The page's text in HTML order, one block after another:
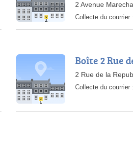
2 Avenue
Collecte du courrier :
Boîte 2 Rue
2 Rue de la
Collecte du courrier :